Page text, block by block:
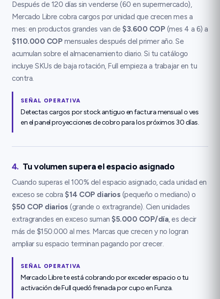
Después de 120 días sin venderse (60 en supermercado),
Mercado Libre cobra cargos por unidad que crecen mes a
mes: en productos grandes van de $3.600 COP (mes 4 a 6) a
$110.000 COP mensuales después del primer año. Se
acumulan sobre el almacenamiento diario. Si tu catálogo
incluye SKUs de baja rotación, Full empieza a trabajar en tu
contra.
SEÑAL OPERATIVA
Detectas cargos por stock antiguo en factura mensual o ves
en el panel proyecciones de cobro para los próximos 30 días.
4. Tu volumen supera el espacio asignado
Cuando superas el 100% del espacio asignado, cada unidad en
exceso se cobra $14 COP diarios (pequeño o mediano) o
$50 COP diarios (grande o extragrande). Cien unidades
extragrandes en exceso suman $5.000 COP/día, es decir
más de $150.000 al mes. Marcas que crecen y no logran
ampliar su espacio terminan pagando por crecer.
SEÑAL OPERATIVA
Mercado Libre te está cobrando por exceder espacio o tu
activación de Full quedó frenada por cupo en Funza.